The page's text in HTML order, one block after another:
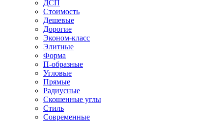
ДСП
Стоимость
Дешевые
Дорогие
Эконом-класс
Элитные
Форма
П-образные
Угловые
Прямые
Радиусные
Скошенные углы
Стиль
Современные